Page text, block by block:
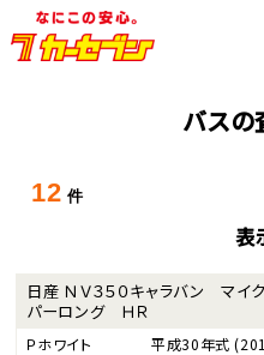
バス
12 件
表
日産 ＮＶ３５０キャラバン マ
パーロング ＨＲ
Ｐホワイト 平成30年式